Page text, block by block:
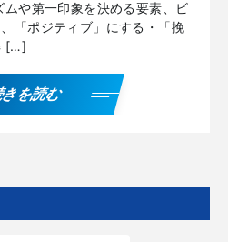
や第一印象を決める要素、ビ
「ポジティブ」にする・「挽
[…]
きを読む